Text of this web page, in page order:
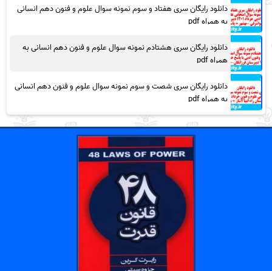
دانلود رایگان سری هفتاد و سوم نمونه سوال علوم و فنون دهم انسانی
به همراه pdf
دانلود رایگان سری هشتادم نمونه سوال علوم و فنون دهم انسانی به
همراه pdf
دانلود رایگان سری شصت و سوم نمونه سوال علوم و فنون دهم انسانی
به همراه pdf